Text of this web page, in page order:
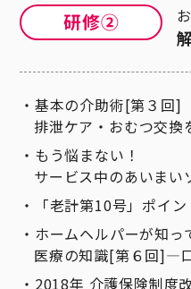
基本の介助術[第３回]
排泄ケア・おむつ交換
もう悩まない！
サービス中のあいま
「老計第10号」ポイ
ホームヘルパーが知っ
医療の知識[第６回]―
2018年 介護保険制度